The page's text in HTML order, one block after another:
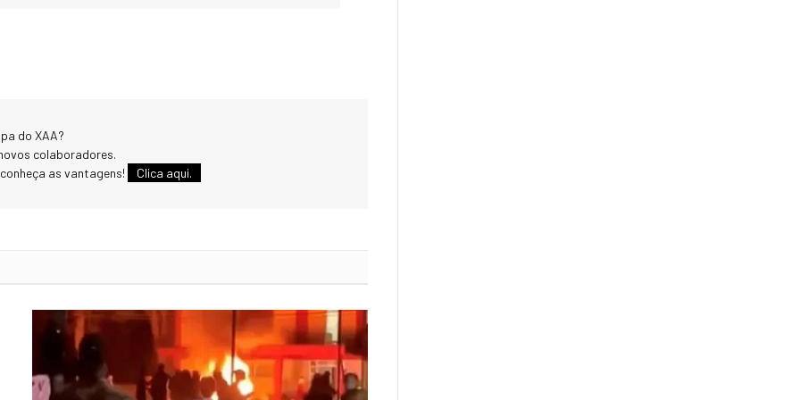
do XAA?
colaboradores.
as vantagens!
Clica aqui.